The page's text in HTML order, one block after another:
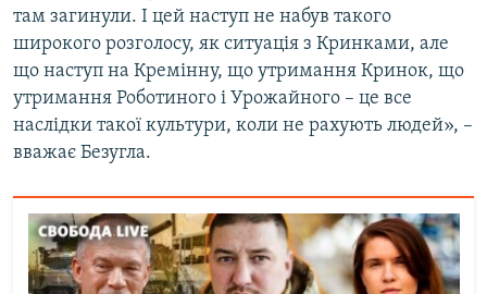
там загинули. І цей наступ не набув такого
широкого розголосу, як ситуація з Кринками, але
що наступ на Кремінну, що утримання Кринок, що
утримання Роботиного і Урожайного – це все
наслідки такої культури, коли не рахують людей», –
вважає Безугла.